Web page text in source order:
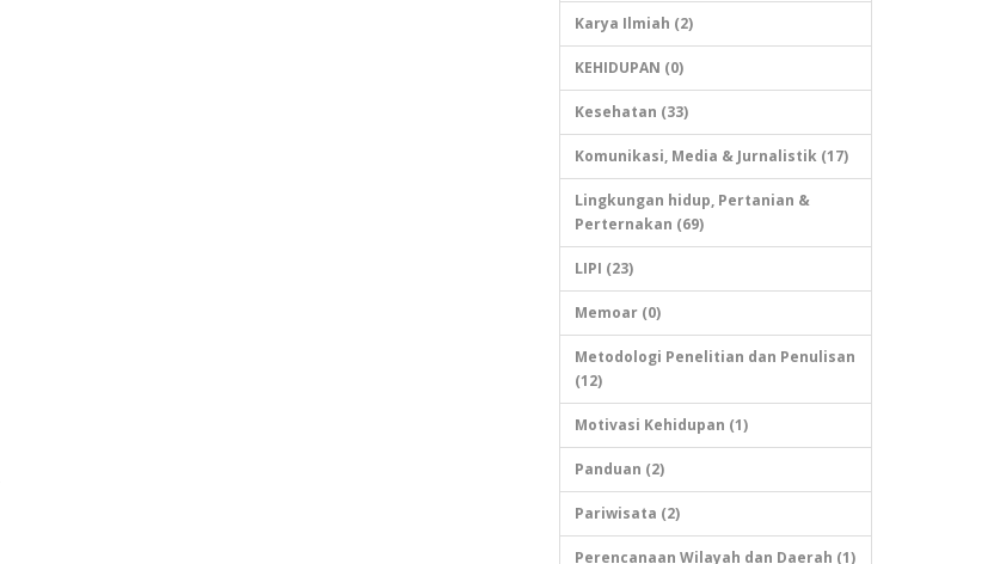
Karya Ilmiah (2)
KEHIDUPAN (0)
Kesehatan (33)
Komunikasi, Media & Jurnalistik (17)
Lingkungan hidup, Pertanian &
Perternakan (69)
LIPI (23)
Memoar (0)
Metodologi Penelitian dan Penulisan
(12)
Motivasi Kehidupan (1)
Panduan (2)
Pariwisata (2)
Perencanaan Wilayah dan Daerah (1)